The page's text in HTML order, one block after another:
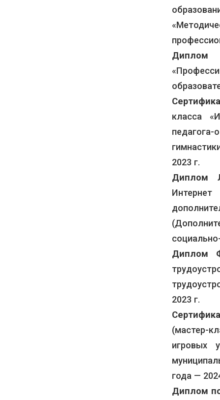
Диплом
класса
педагога-
2023 г.
Диплом
Диплом
2023 г.
(мастер-
игровых
года —
Диплом